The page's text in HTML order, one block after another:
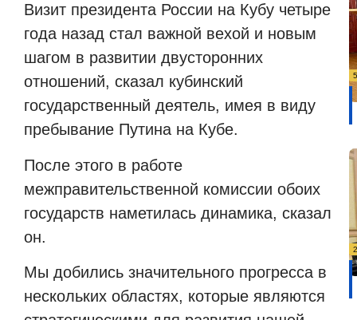
Визит президента России на Кубу четыре
года назад стал важной вехой и новым
шагом в развитии двусторонних
отношений, сказал кубинский
государственный деятель, имея в виду
пребывание Путина на Кубе.
После этого в работе
межправительственной комиссии обоих
государств наметилась динамика, сказал
он.
Мы добились значительного прогресса в
нескольких областях, которые являются